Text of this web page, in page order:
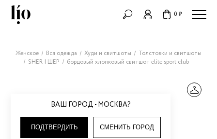
0 ₽
ВАШ ГОРОД - МОСКВА?
ПОДТВЕРДИТЬ СМЕНИТЬ ГОРОД
Женское Вся одежда Худи и свитшоты
Толстовки и свитшоты
SHER | ШЕР
бордовый хлопковый свитшот elite sport club